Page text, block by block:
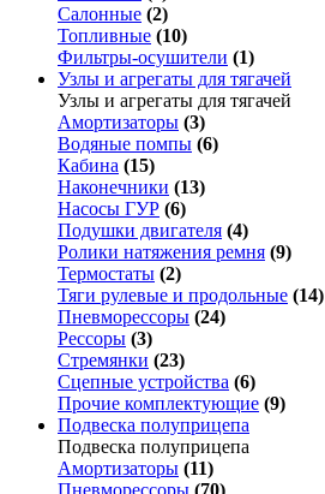
Салонные (2)
Топливные (10)
Фильтры-осушители (1)
Узлы и агрегаты для тягачей
Узлы и агрегаты для тягачей
Амортизаторы (3)
Водяные помпы (6)
Кабина (15)
Наконечники (13)
Насосы ГУР (6)
Подушки двигателя (4)
Ролики натяжения ремня (9)
Термостаты (2)
Тяги рулевые и продольные (14)
Пневморессоры (24)
Рессоры (3)
Стремянки (23)
Сцепные устройства (6)
Прочие комплектующие (9)
Подвеска полуприцепа
Подвеска полуприцепа
Амортизаторы (11)
Пневморессоры (70)